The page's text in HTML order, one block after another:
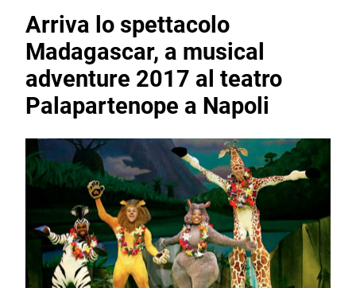
Arriva lo spettacolo
Madagascar, a musical
adventure 2017 al teatro
Palapartenope a Napoli